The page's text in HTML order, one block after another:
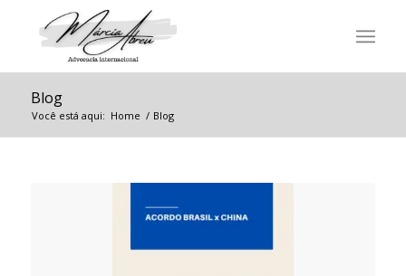
Blog
Você está aqui: Home / Blog